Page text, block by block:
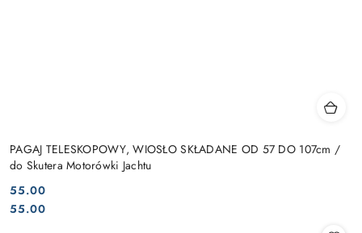
PAGAJ TELESKOPOWY, WIOSŁO SKŁADANE OD 57 DO 107cm /
do Skutera Motorówki Jachtu
Cena:
55.00
Cena:
55.00